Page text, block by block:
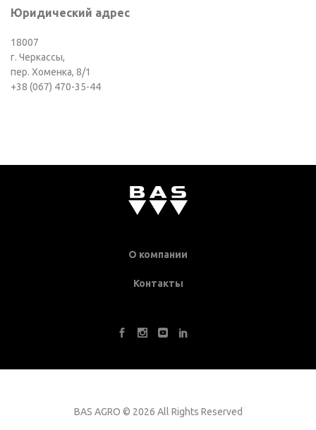
Юридический адрес
18007
г. Черкассы,
пер. Хоменка, 8/1
+38 (067) 470-35-44
О компании
Контакты
BAS AGRO © 2026 All Rights Reserved